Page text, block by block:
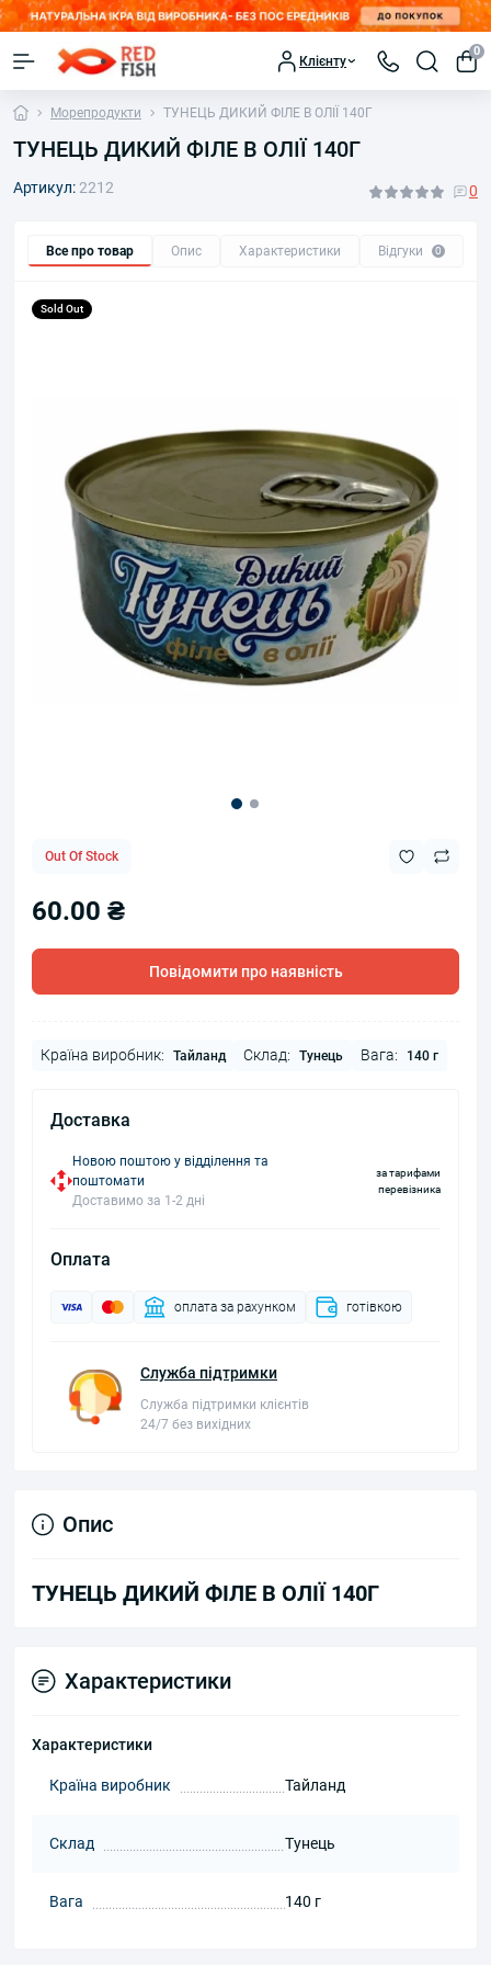
Клієнту
0
Морепродукти ТУНЕЦЬ ДИКИЙ ФІЛЕ В ОЛІЇ 140Г
ТУНЕЦЬ ДИКИЙ ФІЛЕ В ОЛІЇ 140Г
Артикул: 2212 0
Все про товар Опис Характеристики Відгуки 0
Sold Out
Out Of Stock
60.00 ₴
Повідомити про наявність
Країна виробник: Тайланд Склад: Тунець Вага: 140 г
Доставка
Новою поштою у відділення та
поштомати
Доставимо за 1-2 дні
за тарифами
перевізника
Оплата
оплата за рахунком готівкою
Служба підтримки
Служба підтримки клієнтів
24/7 без вихідних
Опис
ТУНЕЦЬ ДИКИЙ ФІЛЕ В ОЛІЇ 140Г
Характеристики
Характеристики
Країна виробник Тайланд
Склад Тунець
Вага 140 г